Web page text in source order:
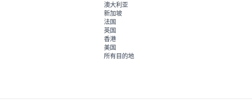
澳大利亚
新加坡
法国
英国
香港
美国
所有目的地